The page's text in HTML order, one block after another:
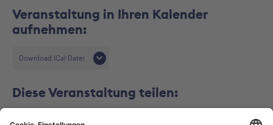
Veranstaltung in Ihren Kalender
aufnehmen:
Download iCal Datei
Diese Veranstaltung teilen: